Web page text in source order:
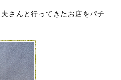
さんと行ってきたお店をパチ